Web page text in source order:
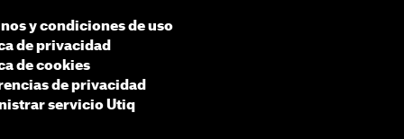
y condiciones de uso
de privacidad
de cookies
de privacidad
servicio Utiq